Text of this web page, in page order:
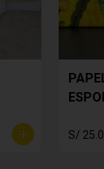
S/